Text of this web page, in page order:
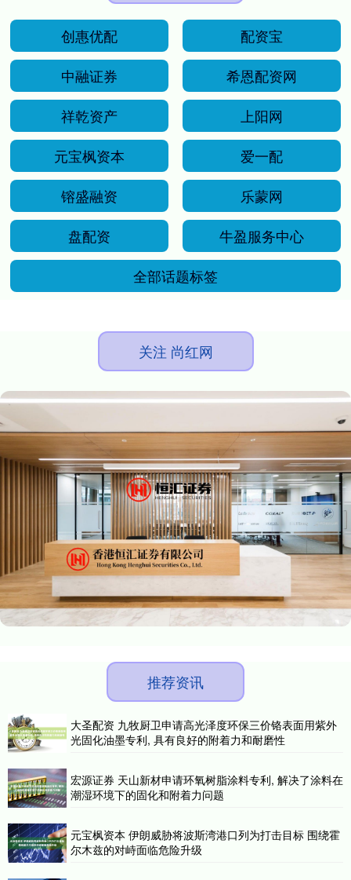
创惠优配
配资宝
中融证券
希恩配资网
祥乾资产
上阳网
元宝枫资本
爱一配
镕盛融资
乐蒙网
盘配资
牛盈服务中心
全部话题标签
关注 尚红网
推荐资讯
大圣配资 九牧厨卫申请高光泽度环保三价铬表面用紫外
光固化油墨专利, 具有良好的附着力和耐磨性
宏源证券 天山新材申请环氧树脂涂料专利, 解决了涂料在
潮湿环境下的固化和附着力问题
元宝枫资本 伊朗威胁将波斯湾港口列为打击目标 围绕霍
尔木兹的对峙面临危险升级